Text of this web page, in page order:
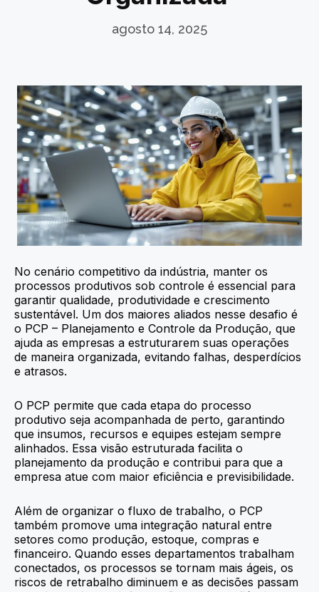
agosto 14, 2025
No cenário competitivo da indústria, manter os
processos produtivos sob controle é essencial para
garantir qualidade, produtividade e crescimento
sustentável. Um dos maiores aliados nesse desafio é
o PCP – Planejamento e Controle da Produção, que
ajuda as empresas a estruturarem suas operações
de maneira organizada, evitando falhas, desperdícios
e atrasos.
O PCP permite que cada etapa do processo
produtivo seja acompanhada de perto, garantindo
que insumos, recursos e equipes estejam sempre
alinhados. Essa visão estruturada facilita o
planejamento da produção e contribui para que a
empresa atue com maior eficiência e previsibilidade.
Além de organizar o fluxo de trabalho, o PCP
também promove uma integração natural entre
setores como produção, estoque, compras e
financeiro. Quando esses departamentos trabalham
conectados, os processos se tornam mais ágeis, os
riscos de retrabalho diminuem e as decisões passam